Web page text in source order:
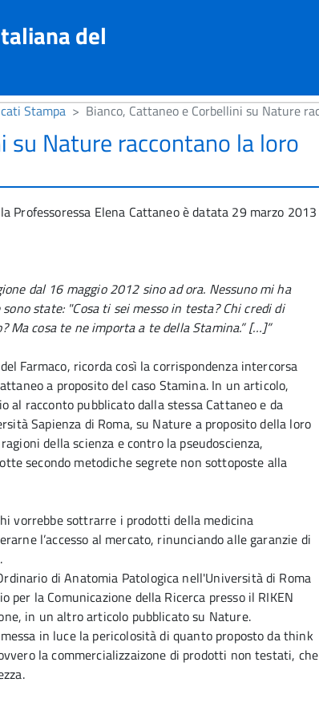
del
Stampa Bianco, Cattaneo e Corbellini su Nature
su Nature raccontano la loro
Professoressa Elena Cattaneo è datata 29 marzo 2013
dal 16 maggio 2012 sino ad ora. Nessuno mi ha
state: "Cosa ti sei messo in testa? Chi credi di
Ma cosa te ne importa a te della Stamina.” […]”
Farmaco, ricorda così la corrispondenza intercorsa
a proposito del caso Stamina. In un articolo,
al racconto pubblicato dalla stessa Cattaneo e da
Sapienza di Roma, su Nature a proposito della loro
della scienza e contro la pseudoscienza,
secondo metodiche segrete non sottoposte alla
vorrebbe sottrarre i prodotti della medicina
l’accesso al mercato, rinunciando alle garanzie di
di Anatomia Patologica nell'Università di Roma
per la Comunicazione della Ricerca presso il RIKEN
in un altro articolo pubblicato su Nature.
in luce la pericolosità di quanto proposto da think
la commercializzaizone di prodotti non testati, che